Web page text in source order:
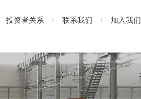
投资者关系 联系我们 加入我们